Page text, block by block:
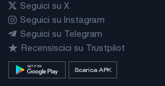
Seguici su X
Seguici su Instagram
Seguici su Telegram
Recensiscici su Trustpilot
Scarica APK